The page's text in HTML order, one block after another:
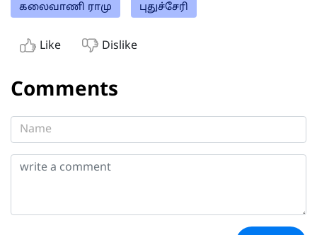
கலைவாணி ராமு புதுச்சேரி
Like Dislike
Comments